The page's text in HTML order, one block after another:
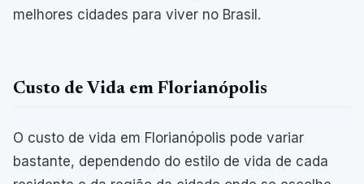
melhores cidades para viver no Brasil.
Custo de Vida em Florianópolis
O custo de vida em Florianópolis pode variar
bastante, dependendo do estilo de vida de cada